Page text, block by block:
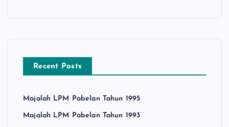
Recent Posts
Majalah LPM Pabelan Tahun 1995
Majalah LPM Pabelan Tahun 1993